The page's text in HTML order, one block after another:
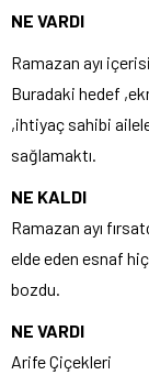
NE VARDI
Ramazan ayı
Buradaki hedef
,ihtiyaç sahibi
sağlamaktı.
NE KALDI
Ramazan ayı
elde eden esnaf
bozdu.
NE VARDI
Arife Çiçekleri